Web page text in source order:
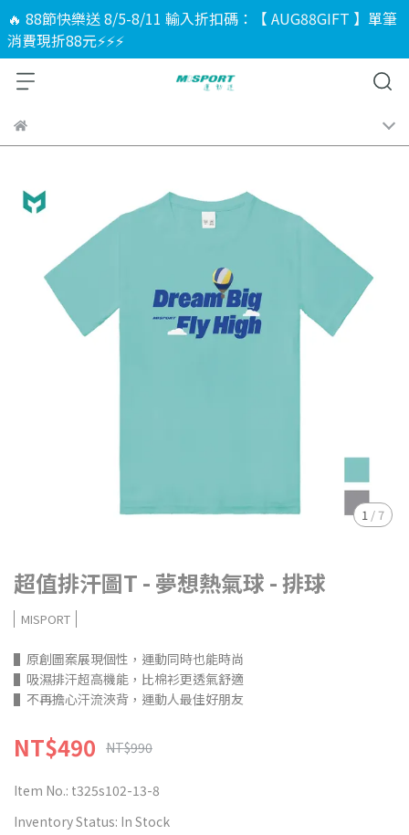
🔥 88節快樂送 8/5-8/11 輸入折扣碼：【 AUG88GIFT 】單筆
消費現折88元⚡⚡⚡
1 /7
超值排汗圖T - 夢想熱氣球 - 排球
MISPORT
▌原創圖案展現個性，運動同時也能時尚
▌吸濕排汗超高機能，比棉衫更透氣舒適
▌不再擔心汗流浹背，運動人最佳好朋友
NT$490 NT$990
Item No.: t325s102-13-8
Inventory Status: In Stock